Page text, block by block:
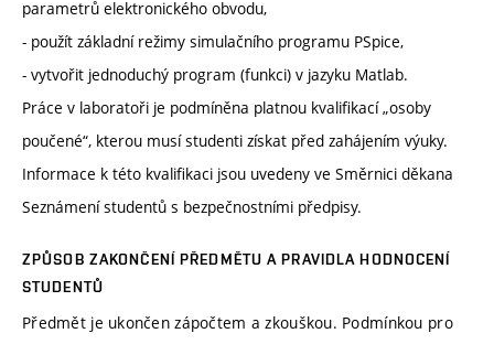
parametrů elektronického obvodu,
- použít základní režimy simulačního programu PSpice,
- vytvořit jednoduchý program (funkci) v jazyku Matlab.
Práce v laboratoři je podmíněna platnou kvalifikací „osoby
poučené“, kterou musí studenti získat před zahájením výuky.
Informace k této kvalifikaci jsou uvedeny ve Směrnici děkana
Seznámení studentů s bezpečnostními předpisy.
ZPŮSOB ZAKONČENÍ PŘEDMĚTU A PRAVIDLA HODNOCENÍ
STUDENTŮ
Předmět je ukončen zápočtem a zkouškou. Podmínkou pro